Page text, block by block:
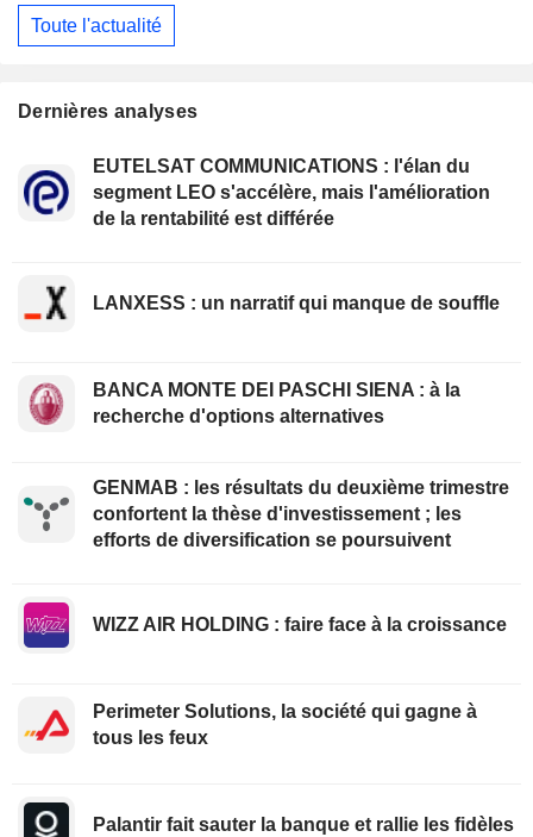
Toute l'actualité
Dernières analyses
EUTELSAT COMMUNICATIONS : l'élan du
segment LEO s'accélère, mais l'amélioration
de la rentabilité est différée
LANXESS : un narratif qui manque de souffle
BANCA MONTE DEI PASCHI SIENA : à la
recherche d'options alternatives
GENMAB : les résultats du deuxième trimestre
confortent la thèse d'investissement ; les
efforts de diversification se poursuivent
WIZZ AIR HOLDING : faire face à la croissance
Perimeter Solutions, la société qui gagne à
tous les feux
Palantir fait sauter la banque et rallie les fidèles